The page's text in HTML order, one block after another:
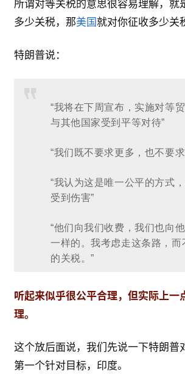
所谓对等关税的意思很容易理解，就
多少关税，那美国 就对你征收多少关
特朗普说：
“我将在下周宣布，实施对等
与其他国家受到平等对待”
“我们既不要求更多，也不要
“我认为这是唯一公平的方式
受到伤害”
“他们向我们收费，我们也向
一样的。我考虑走这条路，而
的关税。”
听起来似乎很公平合理，但实际上一
理。
这个放后面说，我们先说一下特朗普
第一个针对目标，印度。